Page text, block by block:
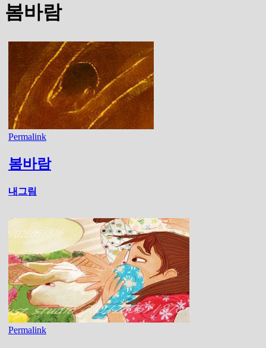
봄바람
Permalink
봄바람
내그림
Permalink